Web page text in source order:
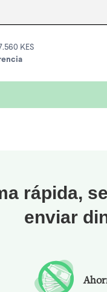
KES
rápida,
enviar